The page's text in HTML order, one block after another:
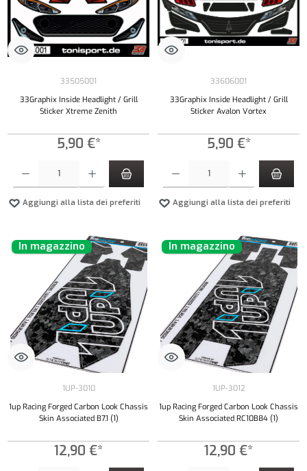
33505001
33Graphix Inside Headlight / Grill
Sticker Xtreme Zenith
5,90 €*
Aggiungi alla lista dei preferiti
33606001
33Graphix Inside Headlight / Grill
Sticker Avalon Vortex
5,90 €*
Aggiungi alla lista dei preferiti
In magazzino
1UP-3010
1up Racing Forged Carbon Look Chassis
Skin Associated B7.1 (1)
12,90 €*
In magazzino
1UP-3012
1up Racing Forged Carbon Look Chassis
Skin Associated RC10B84 (1)
12,90 €*